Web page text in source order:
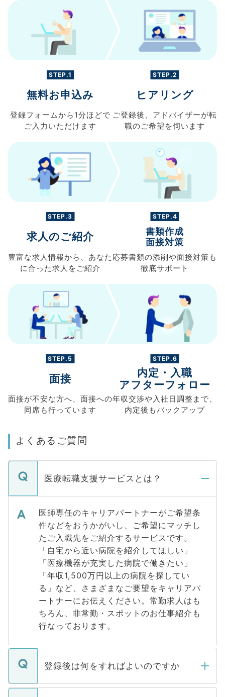
STEP.1
無料お申込み
登録フォームから 1分ほどで
ご入力 いただけます
STEP.2
ヒアリング
ご登録後、 アドバイザーが転
職のご希望を伺います
STEP.3
求人のご紹介
豊富な求人情報から、 あなた
に合った求人を ご紹介
STEP.4
書類作成
面接対策
応募書類の添削や面接対策も
徹底サポート
STEP.5
面接
面接が不安な方へ、 面接への
同席も行っています
STEP.6
内定・入職
アフターフォロー
年収交渉や入社日調整まで、
内定後もバックアップ
よくあるご質問
医療転職支援サービスとは？
医師専任のキャリアパートナーがご希望条
件などをおうかがいし、ご希望にマッチし
たご入職先をご紹介するサービスです。
「自宅から近い病院を紹介してほしい」
「医療機器が充実した病院で働きたい」
「年収1,500万円以上の病院を探してい
る」など、さまざまなご要望をキャリアパ
ートナーにお伝えください。常勤求人はも
ちろん、非常勤・スポットのお仕事紹介も
行なっております。
登録後は何をすればよいのですか
ご登録いただきましたら、弊社担当者がご